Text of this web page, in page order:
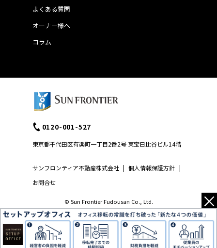
よくある質問
オーナー様へ
コラム
サンフロンティア不動産株式会社 | 個人情報保護方針 |
お問合せ
0120-001-527
東京都千代田区有楽町一丁目2番2号 東宝日比谷ビル14階
© Sun Frontier Fudousan Co., Ltd. ×